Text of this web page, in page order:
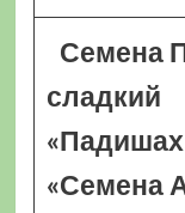
Семена
сладкий
«Семена